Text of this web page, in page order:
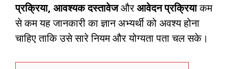
प्रक्रिया, आवश्यक दस्तावेजऔरआवेदन प्रक्रियाकम
से कम यह जानकारी का ज्ञान अभ्यर्थी को अवश्य होना
चाहिए ताकि उसे सारे नियम और योग्यता पता चल सके।